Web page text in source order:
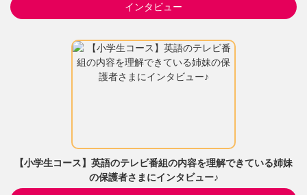
インタビュー
【小学生コース】英語のテレビ番組の内容を理解できている姉妹
の保護者さまにインタビュー♪